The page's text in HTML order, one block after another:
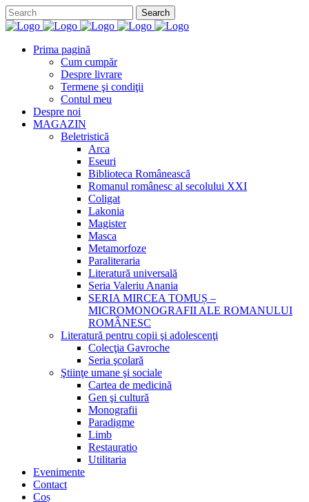
Prima pagină
Cum cumpăr
Despre livrare
Termene şi condiţii
Contul meu
Despre noi
MAGAZIN
Beletristică
Arca
Eseuri
Biblioteca Românească
Romanul românesc al secolului XXI
Coligat
Lakonia
Magister
Masca
Metamorfoze
Paraliteraria
Literatură universală
Seria Valeriu Anania
SERIA MIRCEA TOMUȘ –
MICROMONOGRAFII ALE ROMANULUI
ROMÂNESC
Literatură pentru copii şi adolescenţi
Colecţia Gavroche
Seria şcolară
Ştiinţe umane şi sociale
Cartea de medicină
Gen şi cultură
Monografii
Paradigme
Limb
Restauratio
Utilitaria
Evenimente
Contact
Coș